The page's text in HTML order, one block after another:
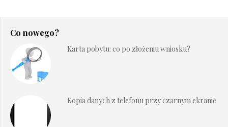
Co nowego?
Karta pobytu: co po złożeniu wniosku?
Kopia danych z telefonu przy czarnym ekranie